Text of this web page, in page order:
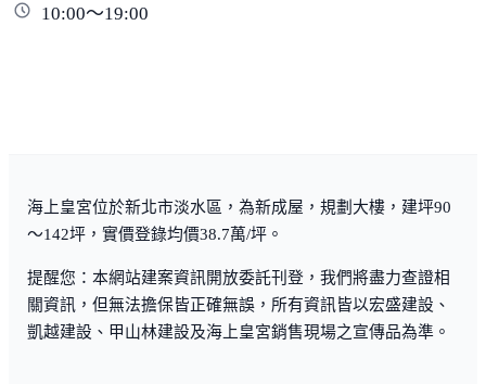
10:00～19:00
海上皇宮位於新北市淡水區，為新成屋，規劃大樓，建坪90
～142坪，實價登錄均價38.7萬/坪。
提醒您：本網站建案資訊開放委託刊登，我們將盡力查證相
關資訊，但無法擔保皆正確無誤，所有資訊皆以宏盛建設、
凱越建設、甲山林建設及海上皇宮銷售現場之宣傳品為準。